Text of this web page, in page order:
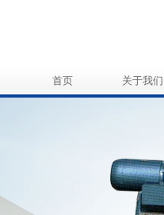
首页 关于我们